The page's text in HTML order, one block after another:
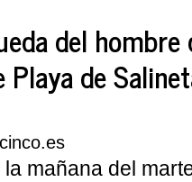
del hombre
de
mañana del